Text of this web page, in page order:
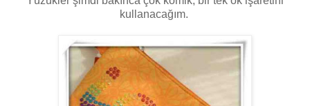
kullanacağım.